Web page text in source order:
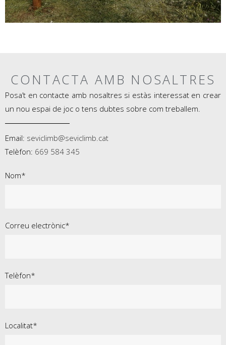
CONTACTA AMB NOSALTRES
Posa’t en contacte amb nosaltres si estàs interessat en crear
un nou espai de joc o tens dubtes sobre com treballem.
Email: seviclimb@seviclimb.cat
Telèfon: 669 584 345
Nom*
Correu electrònic*
Telèfon*
Localitat*